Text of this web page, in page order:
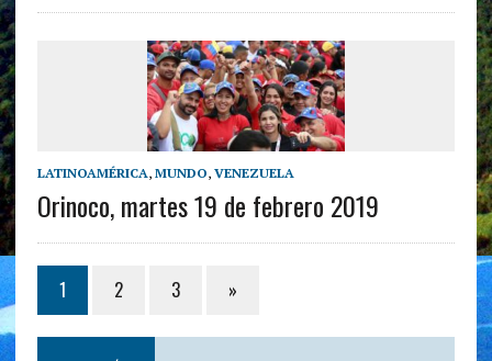
LATINOAMÉRICA, MUNDO, VENEZUELA
Orinoco, martes 19 de febrero 2019
1 2 3 »